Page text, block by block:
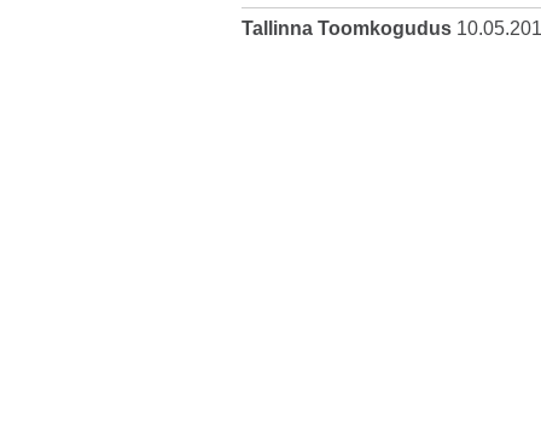
Tallinna Toomkogudus